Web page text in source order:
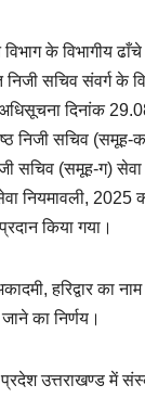
विभाग के विभागीय
सचिव संवर्ग के
दिनांक
निजी सचिव (समूह-
सचिव (समूह-ग) सेवा
नियमावली, 2025
किया गया।
हरिद्वार का नाम
का निर्णय।
उत्तराखण्ड में